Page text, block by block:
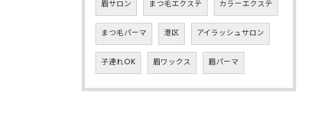
眉サロン まつ毛エクステ カラーエクステ
まつ毛パーマ 港区 アイラッシュサロン
子連れOK 眉ワックス 眉パーマ